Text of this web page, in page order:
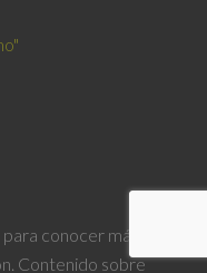
para conocer más
Contenido sobre